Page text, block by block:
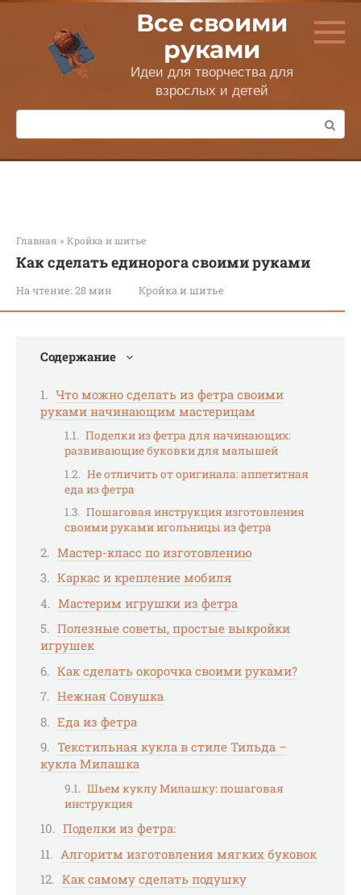
Перейти
контенту
Все своими
руками
Идеи для творчества для
взрослых и детей
Поиск:
Главная » Кройка и шитье
Как сделать единорога своими руками
На чтение: 28 мин Кройка и шитье
Содержание
Что можно сделать из фетра своими
руками начинающим мастерицам
Поделки из фетра для начинающих:
развивающие буковки для малышей
Не отличить от оригинала: аппетитная
еда из фетра
Пошаговая инструкция изготовления
своими руками игольницы из фетра
Мастер-класс по изготовлению
Каркас и крепление мобиля
Мастерим игрушки из фетра
Полезные советы, простые выкройки
игрушек
Как сделать окорочка своими руками?
Нежная Совушка
Еда из фетра
Текстильная кукла в стиле Тильда –
кукла Милашка
Шьем куклу Милашку: пошаговая
инструкция
Поделки из фетра:
Алгоритм изготовления мягких буковок
Как самому сделать подушку